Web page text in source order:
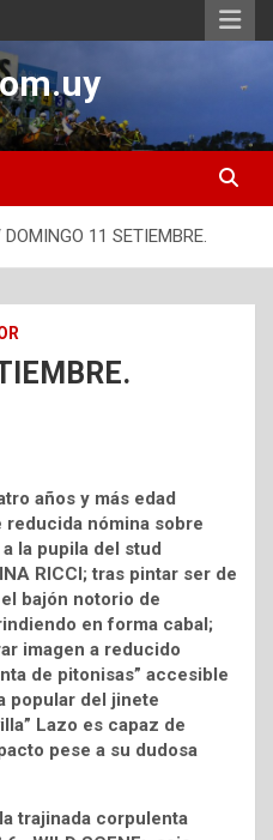
DOMINGO 11 SETIEMBRE.
años y más edad
reducida nómina sobre
la pupila del stud
RICCI; tras pintar ser de
bajón notorio de
en forma cabal;
imagen a reducido
de pitonisas” accesible
popular del jinete
Lazo es capaz de
pese a su dudosa
trajinada corpulenta